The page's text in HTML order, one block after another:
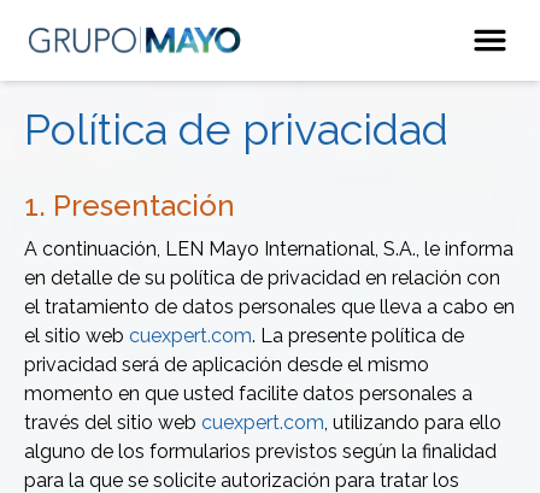
Política de privacidad
1. Presentación
A continuación, LEN Mayo International, S.A., le informa
en detalle de su política de privacidad en relación con
el tratamiento de datos personales que lleva a cabo en
el sitio web cuexpert.com. La presente política de
privacidad será de aplicación desde el mismo
momento en que usted facilite datos personales a
través del sitio web cuexpert.com, utilizando para ello
alguno de los formularios previstos según la finalidad
para la que se solicite autorización para tratar los